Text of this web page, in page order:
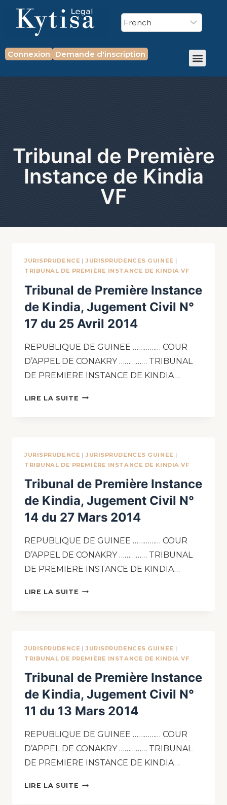
Connexion Demande d'inscription
Tribunal de Première
Instance de Kindia
VF
JURISPRUDENCE |JURISPRUDENCES GUINEE |
TRIBUNAL DE PREMIÈRE INSTANCE DE KINDIA VF
Tribunal de Première Instance
de Kindia, Jugement Civil N°
17 du 25 Avril 2014
REPUBLIQUE DE GUINEE …………… COUR
D’APPEL DE CONAKRY …………… TRIBUNAL
DE PREMIERE INSTANCE DE KINDIA…
LIRE LA SUITE
JURISPRUDENCE |JURISPRUDENCES GUINEE |
TRIBUNAL DE PREMIÈRE INSTANCE DE KINDIA VF
Tribunal de Première Instance
de Kindia, Jugement Civil N°
14 du 27 Mars 2014
REPUBLIQUE DE GUINEE …………… COUR
D’APPEL DE CONAKRY …………… TRIBUNAL
DE PREMIERE INSTANCE DE KINDIA…
LIRE LA SUITE
JURISPRUDENCE |JURISPRUDENCES GUINEE |
TRIBUNAL DE PREMIÈRE INSTANCE DE KINDIA VF
Tribunal de Première Instance
de Kindia, Jugement Civil N°
11 du 13 Mars 2014
REPUBLIQUE DE GUINEE …………… COUR
D’APPEL DE CONAKRY …………… TRIBUNAL
DE PREMIERE INSTANCE DE KINDIA…
LIRE LA SUITE